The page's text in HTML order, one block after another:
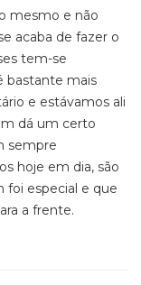
mesmo e não
acaba de fazer o
tem-se
bastante mais
e estávamos ali
dá um certo
sempre
hoje em dia, são
foi especial e que
a frente.